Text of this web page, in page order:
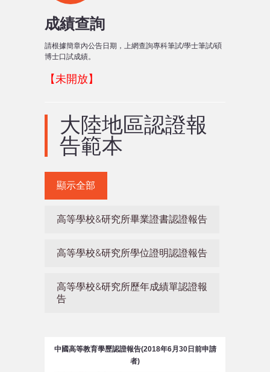
成績查詢
請根據簡章內公告日期，上網查詢專科筆試/學士筆試/碩
博士口試成績。
【未開放】
大陸地區認證報
告範本
顯示全部
高等學校&研究所畢業證書認證報告
高等學校&研究所學位證明認證報告
高等學校&研究所歷年成績單認證報
告
中國高等教育學歷認證報告(2018年6月30日前申請
者)